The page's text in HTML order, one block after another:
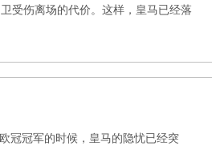
受伤离场的代价。这样，皇马已经落
冠冠军的时候，皇马的隐忧已经突